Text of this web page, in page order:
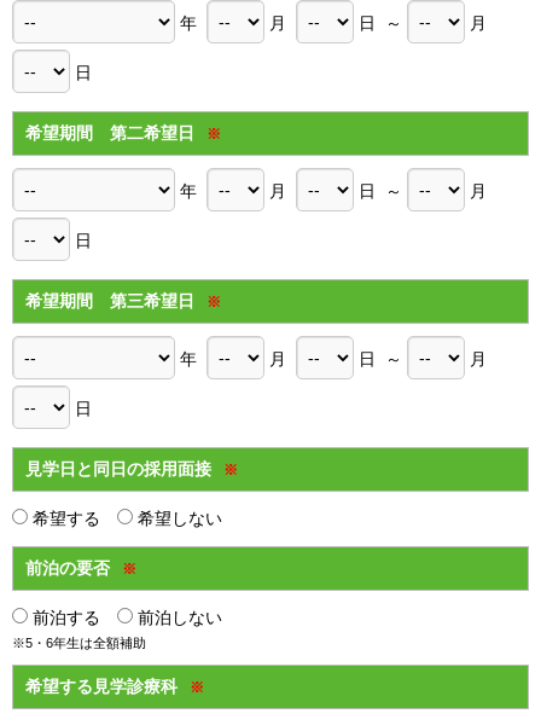
年 月 日 ～ 月
日
希望期間 第二希望日 ※
年 月 日 ～ 月
日
希望期間 第三希望日 ※
年 月 日 ～ 月
日
見学日と同日の採用面接 ※
希望する 希望しない
前泊の要否 ※
前泊する 前泊しない
※5・6年生は全額補助
希望する見学診療科 ※